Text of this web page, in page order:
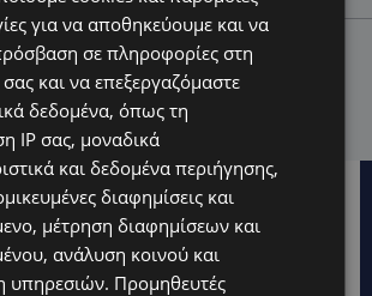
Έτοιμοι για παραλία –
και σήμερα η Κύπρος-Πότε θα τεθεί σε
για να αποθηκεύουμε και να
σε πληροφορίες στη
και να επεξεργαζόμαστε
δεδομένα, όπως τη
IP σας, μοναδικά
και δεδομένα περιήγησης,
διαφημίσεις και
μέτρηση διαφημίσεων και
ανάλυση κοινού και
υπηρεσιών. Προμηθευτές